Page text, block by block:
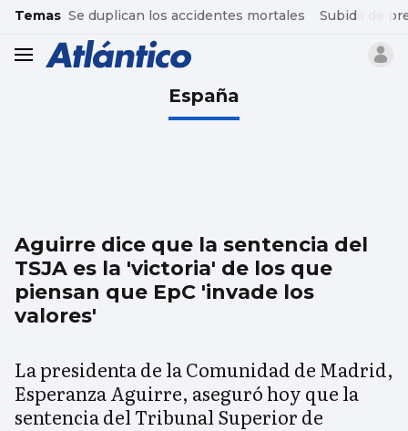
common.go-to-content
Temas Se duplican los accidentes mortales Subida de
header.menu.open
España
Aguirre dice que la sentencia del
TSJA es la 'victoria' de los que
piensan que EpC 'invade los
valores'
La presidenta de la Comunidad de Madrid,
Esperanza Aguirre, aseguró hoy que la
sentencia del Tribunal Superior de